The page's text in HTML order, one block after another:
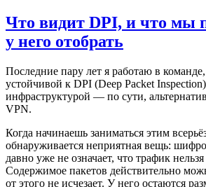
Что видит DPI, и что мы
у него отобрать
Последние пару лет я работаю в команде,
устойчивой к DPI (Deep Packet
инфраструктурой — по сути,
VPN.
Когда начинаешь заниматься этим
обнаруживается неприятная вещь:
давно уже не означает, что трафик нельзя
Содержимое пакетов действительно
от этого не исчезает. У него остаются